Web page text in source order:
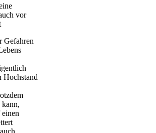
vor
Gefahren
Hochstand
kann,